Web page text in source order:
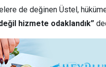
de değinen Üstel,
hizmete odaklandık”